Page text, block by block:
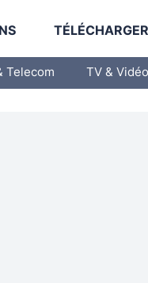
Telecom TV & Vidéo